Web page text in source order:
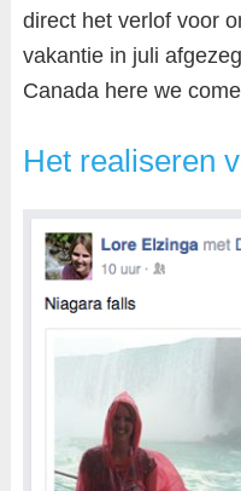
direct het verlof voor
vakantie in juli
Canada here we
Het realiseren